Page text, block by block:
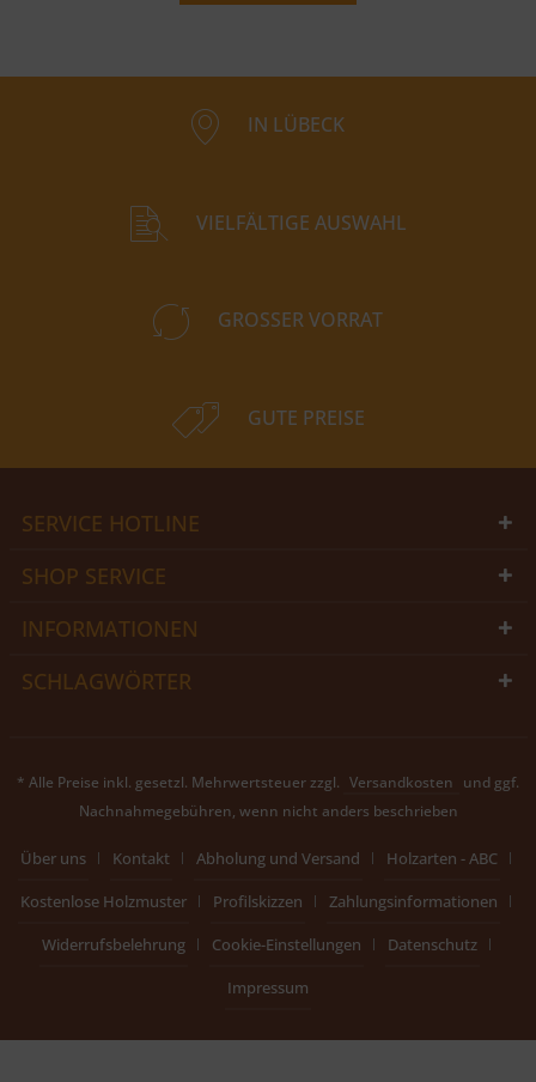
IN LÜBECK
VIELFÄLTIGE AUSWAHL
GROSSER VORRAT
GUTE PREISE
SERVICE HOTLINE
SHOP SERVICE
INFORMATIONEN
SCHLAGWÖRTER
* Alle Preise inkl. gesetzl. Mehrwertsteuer zzgl. Versandkosten und ggf.
Nachnahmegebühren, wenn nicht anders beschrieben
Über uns Kontakt Abholung und Versand
Holzarten - ABC
Kostenlose Holzmuster
Profilskizzen
Zahlungsinformationen
Widerrufsbelehrung
Cookie-Einstellungen
Datenschutz
Impressum